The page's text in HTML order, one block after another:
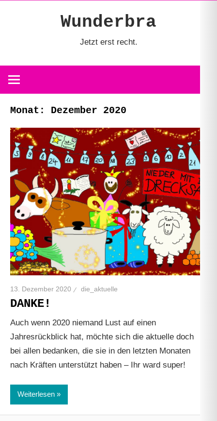
Wunderbra
Jetzt erst recht.
Monat: Dezember 2020
13. Dezember 2020 die_aktuelle
DANKE!
Auch wenn 2020 niemand Lust auf einen
Jahresrückblick hat, möchte sich die aktuelle doch
bei allen bedanken, die sie in den letzten Monaten
nach Kräften unterstützt haben – Ihr ward super!
Weiterlesen